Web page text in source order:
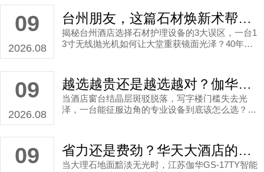
09
2026.08
台州朋友，这篇石材焕新术帮你省下大烦恼！
揭秘台州酒店选择石材护理设备的3大误区，一台1
3寸无线抛光机如何让大堂重获镜面光泽？40年经
09
2026.08
越选越贵还是越选越对？伽华GS-G4让大理石结晶机抉择不再头痛
当酒店窗台结晶层斑驳脱落，写字楼门槛失去光
泽，一台能征服边角的专业设备到底该怎么选？看
09 省力还是费劲？华天大酒店的选择让大理石油亮如新的秘密
当大理石地面黯淡无光时，江苏伽华GS-17TY智能